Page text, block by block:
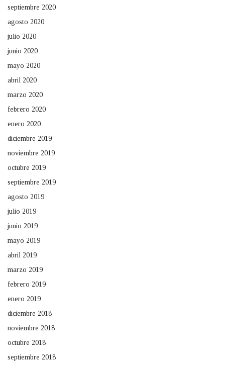
septiembre 2020
agosto 2020
julio 2020
junio 2020
mayo 2020
abril 2020
marzo 2020
febrero 2020
enero 2020
diciembre 2019
noviembre 2019
octubre 2019
septiembre 2019
agosto 2019
julio 2019
junio 2019
mayo 2019
abril 2019
marzo 2019
febrero 2019
enero 2019
diciembre 2018
noviembre 2018
octubre 2018
septiembre 2018